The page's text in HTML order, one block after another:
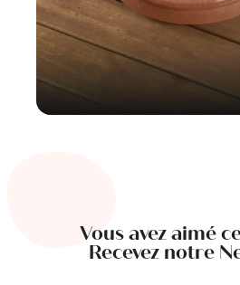
Vous avez aimé
Recevez notre